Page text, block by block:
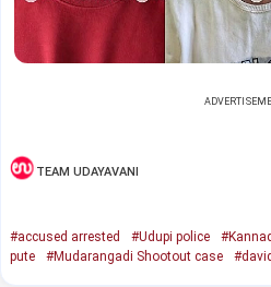
TEAM UDAYAVANI
#accused arrested #Udupi police
pute
#Mudarangadi Shootout case